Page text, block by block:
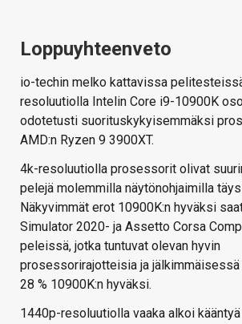
Loppuyhteenveto
io-techin melko kattavissa
resoluutiolla Intelin Core i9-10900K
odotetusti suorituskykyisemmäksi
AMD:n Ryzen 9 3900XT.
4k-resoluutiolla prosessorit olivat
pelejä molemmilla näytönohjaimilla
Näkyvimmät erot 10900K:n hyväksi
Simulator 2020- ja Assetto Corsa
peleissä, jotka tuntuvat olevan hyvin
prosessorirajotteisia ja
28 % 10900K:n hyväksi.
1440p-resoluutiolla vaaka alkoi